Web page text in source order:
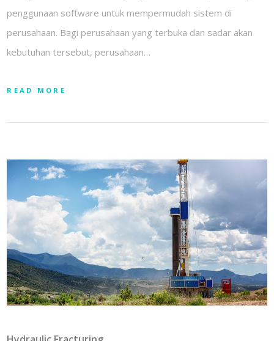
penggunaan software untuk mempermudah sistem di
perusahaan. Bagi perusahaan yang terbuka dan sadar akan
kebutuhan tersebut, perusahaan…
READ MORE